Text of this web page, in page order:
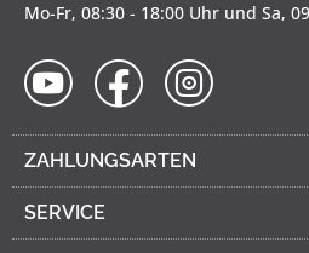
Mo-Fr, 08:30 - 18:00 Uhr und Sa,
ZAHLUNGSARTEN
SERVICE